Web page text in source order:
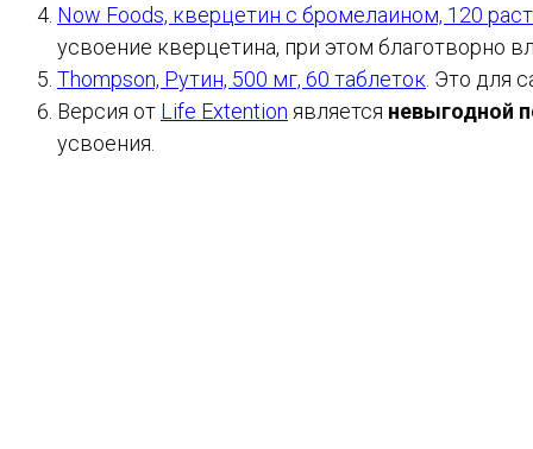
Now Foods, кверцетин с бромелаином, 120
усвоение кверцетина, при этом благотворно
Thompson, Рутин, 500 мг, 60 таблеток . Это для
Версия от Life Extention является невыгодной
усвоения.